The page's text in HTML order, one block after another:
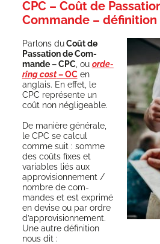
CPC – Coût de
Commande – définition
Par­lons duCoût de
Pas­sa­tion de Com­
mande – CPC , ou orde­
ring cost– OC en
anglais. En effet, le
CPC repré­sente un
coût non négligeable.
De manière géné­rale,
le CPC se cal­cul
comme suit : somme
des coûts fixes et
variables liés aux
appro­vi­sion­ne­ment /
nombre de com­
mandes et est expri­mé
en devise ou par ordre
d’ap­pro­vi­sion­ne­ment.
Une autre défi­ni­tion
nous dit :